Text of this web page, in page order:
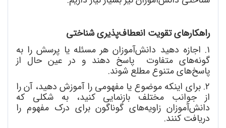
راهکارهای تقویت انعطافپذیری شناختی
۱. اجازه دهید دانش
آموزان هر مسئله یا پرسش را به
گونههای متفاوت پاسخ دهند و در عین حال از
پاسخهای متنوع مطلع شوند.
۲. برای اینکه موضوع یا مفهومی را آموزش دهید، آن را
از جوانب مختلف بازنمایی کنید، به شکلی که
دانشآموزان زاویههای گوناگون برای درک مفهوم را
دریافت کنند.